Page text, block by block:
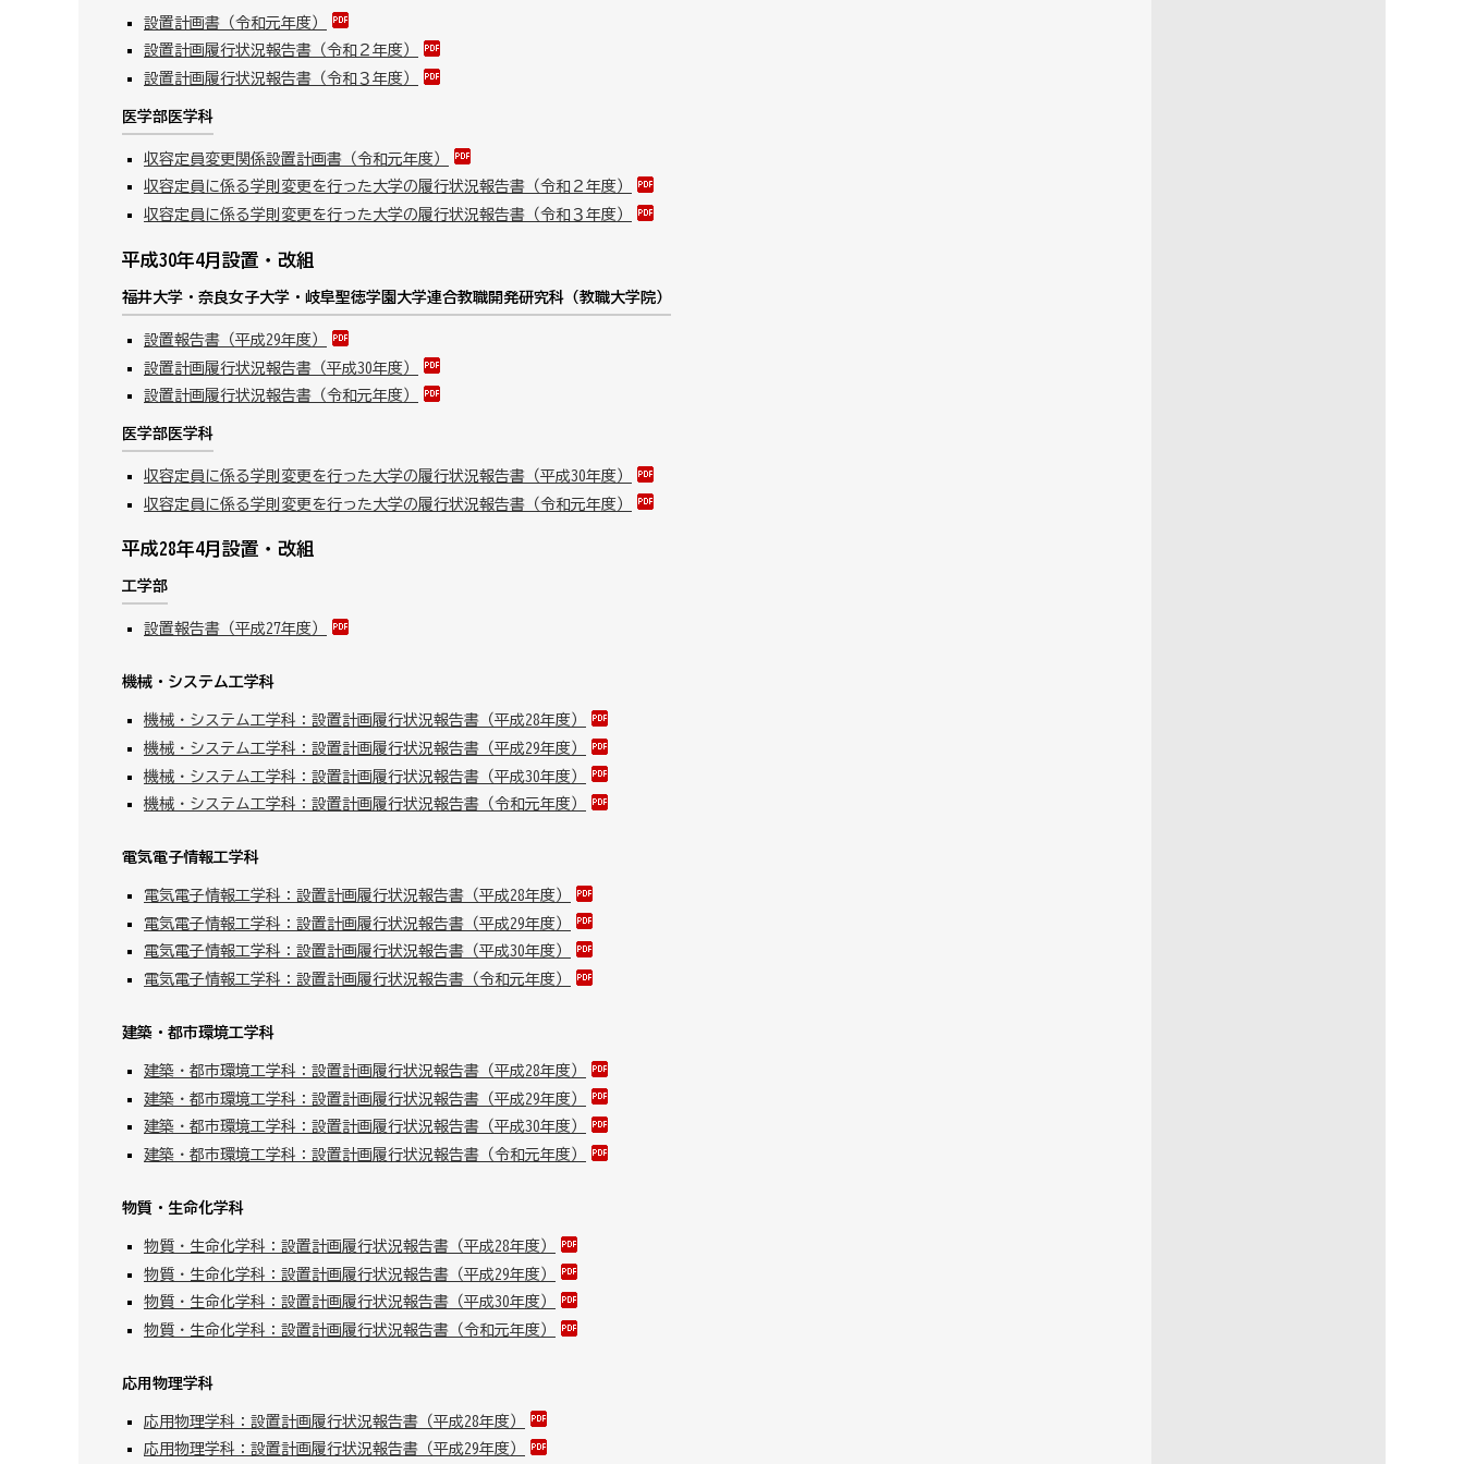
設置計画書（令和元年度）
設置計画履行状況報告書（令和２年度）
設置計画履行状況報告書（令和３年度）
医学部医学科
収容定員変更関係設置計画書（令和元年度）
収容定員に係る学則変更を行った大学の履行状況報告書（令和２年度）
収容定員に係る学則変更を行った大学の履行状況報告書（令和３年度）
平成30年4月設置・改組
福井大学・奈良女子大学・岐阜聖徳学園大学連合教職開発研究科（教職大学院）
設置報告書（平成29年度）
設置計画履行状況報告書（平成30年度）
設置計画履行状況報告書（令和元年度）
医学部医学科
収容定員に係る学則変更を行った大学の履行状況報告書（平成30年度）
収容定員に係る学則変更を行った大学の履行状況報告書（令和元年度）
平成28年4月設置・改組
工学部
設置報告書（平成27年度）
機械・システム工学科
機械・システム工学科：設置計画履行状況報告書（平成28年度）
機械・システム工学科：設置計画履行状況報告書（平成29年度）
機械・システム工学科：設置計画履行状況報告書（平成30年度）
機械・システム工学科：設置計画履行状況報告書（令和元年度）
電気電子情報工学科
電気電子情報工学科：設置計画履行状況報告書（平成28年度）
電気電子情報工学科：設置計画履行状況報告書（平成29年度）
電気電子情報工学科：設置計画履行状況報告書（平成30年度）
電気電子情報工学科：設置計画履行状況報告書（令和元年度）
建築・都市環境工学科
建築・都市環境工学科：設置計画履行状況報告書（平成28年度）
建築・都市環境工学科：設置計画履行状況報告書（平成29年度）
建築・都市環境工学科：設置計画履行状況報告書（平成30年度）
建築・都市環境工学科：設置計画履行状況報告書（令和元年度）
物質・生命化学科
物質・生命化学科：設置計画履行状況報告書（平成28年度）
物質・生命化学科：設置計画履行状況報告書（平成29年度）
物質・生命化学科：設置計画履行状況報告書（平成30年度）
物質・生命化学科：設置計画履行状況報告書（令和元年度）
応用物理学科
応用物理学科：設置計画履行状況報告書（平成28年度）
応用物理学科：設置計画履行状況報告書（平成29年度）